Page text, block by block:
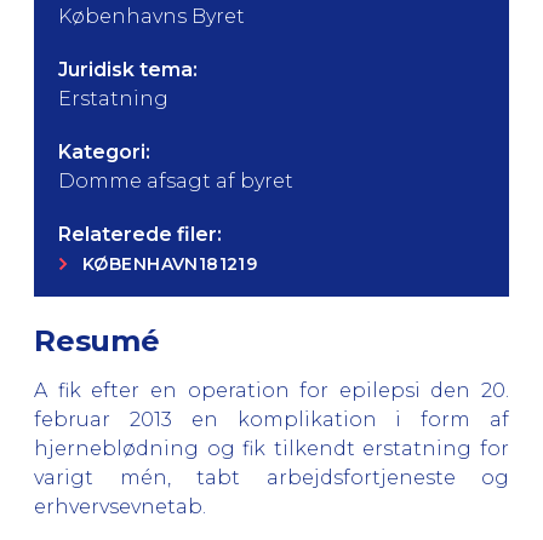
Københavns Byret
Juridisk tema:
Erstatning
Kategori:
Domme afsagt af byret
Relaterede filer:
KØBENHAVN181219
Resumé
A fik efter en operation for epilepsi den 20.
februar 2013 en komplikation i form af
hjerneblødning og fik tilkendt erstatning for
varigt mén, tabt arbejdsfortjeneste og
erhvervsevnetab.